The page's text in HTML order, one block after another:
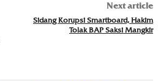
Next article
Sidang Korupsi Smartboard, Hakim
Tolak BAP Saksi Mangkir